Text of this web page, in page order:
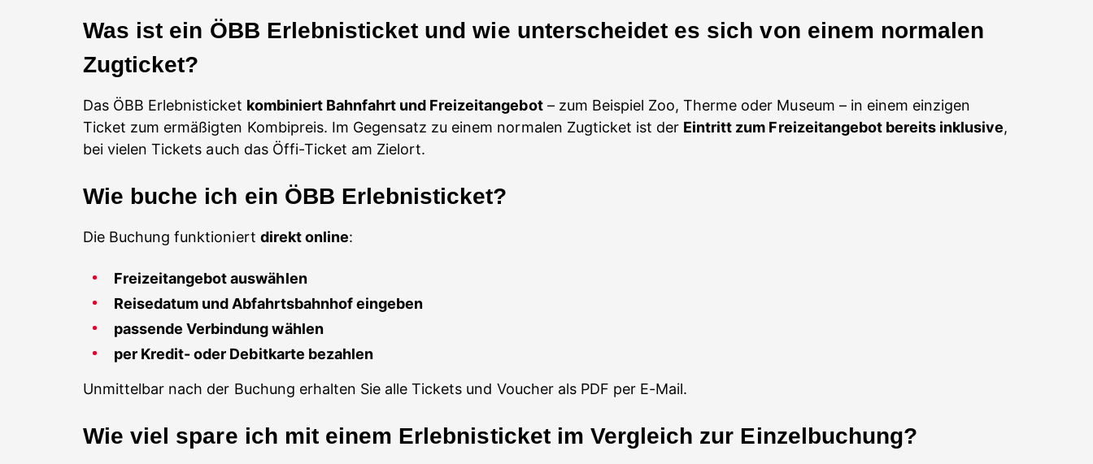
Was ist ein ÖBB Erlebnisticket und wie unterscheidet es sich von einem normalen
Zugticket?
Das ÖBB Erlebnisticket kombiniert Bahnfahrt und Freizeitangebot– zum Beispiel Zoo, Therme oder Museum – in einem einzigen
Ticket zum ermäßigten Kombipreis. Im Gegensatz zu einem normalen Zugticket ist der Eintritt zum Freizeitangebot bereits inklusive,
bei vielen Tickets auch das Öffi-Ticket am Zielort.
Wie buche ich ein ÖBB Erlebnisticket?
Die Buchung funktioniert direkt online:
Freizeitangebot auswählen
Reisedatum und Abfahrtsbahnhof eingeben
passende Verbindung wählen
per Kredit- oder Debitkarte bezahlen
Unmittelbar nach der Buchung erhalten Sie alle Tickets und Voucher als PDF per E-Mail.
Wie viel spare ich mit einem Erlebnisticket im Vergleich zur Einzelbuchung?